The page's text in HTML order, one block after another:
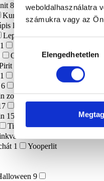
weboldalhasználatra
számukra vagy az
kiválasztásaElengedhetetlen
8
Kristály
Kunzit
Kvarc
lazuli
Lepidolit15
1
Obszidián30
1
1
6
zoizit3
Szelenit
15
Tigrisszem23
1
Yooperlit
9